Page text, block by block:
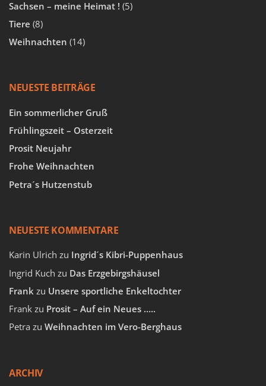
Sachsen – meine Heimat ! (5)
Tiere (8)
Weihnachten (14)
NEUESTE BEITRÄGE
Ein sommerlicher Gruß
Frühlingszeit – Osterzeit
Prosit Neujahr
Frohe Weihnachten
Petra´s Hutzenstub
NEUESTE KOMMENTARE
Karin Ulrich zu Ingrid´s Kibri-Puppenhaus
Ingrid Kuch zu Das Erzgebirgshäusel
Frank zu Unsere sportliche Enkeltochter
Frank zu Prosit – Auf ein Neues …..
Petra zu Weihnachten im Vero-Berghaus
ARCHIV